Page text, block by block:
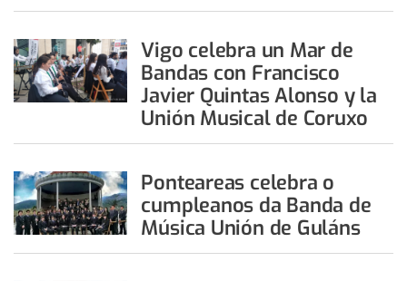
Vigo celebra un Mar de
Bandas con Francisco
Javier Quintas Alonso y la
Unión Musical de Coruxo
Ponteareas celebra o
cumpleanos da Banda de
Música Unión de Guláns